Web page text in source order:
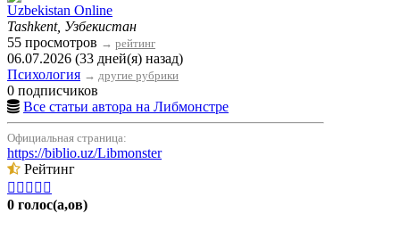
Uzbekistan Online
Tashkent, Узбекистан
55 просмотров → рейтинг
06.07.2026 (33 дней(я) назад)
Психология → другие рубрики
0 подписчиков
Все статьи автора на Либмонстре
Официальная страница:
https://biblio.uz/Libmonster
Рейтинг
    
0 голос(а,ов)